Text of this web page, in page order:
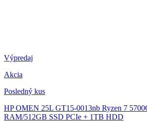
Výpredaj
Akcia
Posledný kus
HP OMEN 25L GT15-0013nb Ryzen 7
RAM/512GB SSD PCIe + 1TB HDD